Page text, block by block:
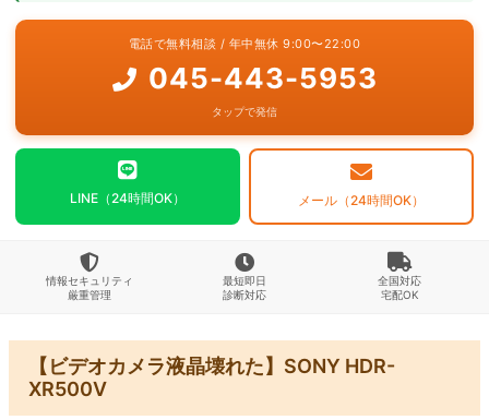
電話で無料相談 / 年中無休 9:00〜22:00
045-443-5953
タップで発信
LINE（24時間OK） メール（24時間OK）
情報セキュリティ
厳重管理
最短即日
診断対応
全国対応
宅配OK
【ビデオカメラ液晶壊れた】SONY HDR-
XR500V